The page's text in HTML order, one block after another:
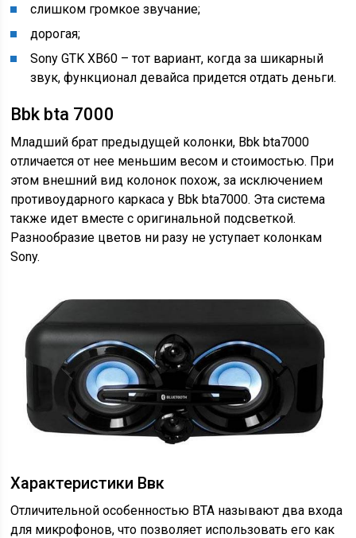
слишком громкое звучание;
дорогая;
Sony GTK XB60 – тот вариант, когда за шикарный
звук, функционал девайса придется отдать деньги.
Bbk bta 7000
Младший брат предыдущей колонки, Bbk bta7000
отличается от нее меньшим весом и стоимостью. При
этом внешний вид колонок похож, за исключением
противоударного каркаса у Bbk bta7000. Эта система
также идет вместе с оригинальной подсветкой.
Разнообразие цветов ни разу не уступает колонкам
Sony.
Характеристики Ввк
Отличительной особенностью BTA называют два входа
для микрофонов, что позволяет использовать его как